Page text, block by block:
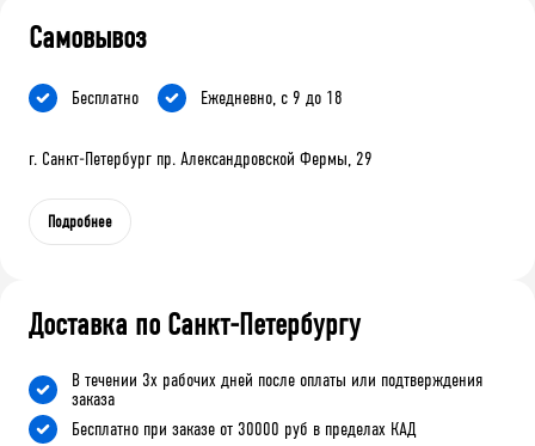
Самовывоз
Бесплатно Ежедневно, с 9 до 18
г. Санкт-Петербург пр. Александровской Фермы, 29
Подробнее
Доставка по Санкт-Петербургу
В течении 3х рабочих дней после оплаты или подтверждения
заказа
Бесплатно при заказе от 30000 руб в пределах КАД